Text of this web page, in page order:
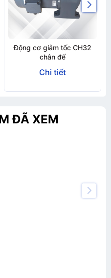
Động cơ giảm tốc CH32
chân đế
Chi tiết
ĐÃ XEM